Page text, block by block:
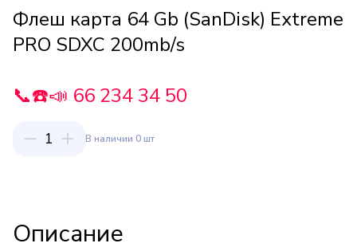
Флеш карта 64 Gb (SanDisk) Extreme
PRO SDXC 200mb/s
📞☎️📣 66 234 34 50
1 В наличии 0 шт
Описание